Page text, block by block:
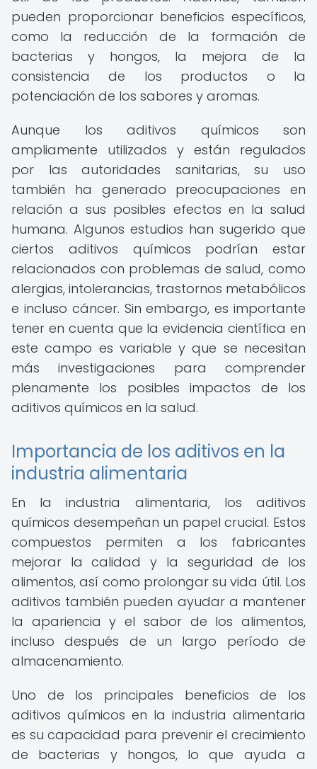
pueden proporcionar beneficios específicos,
como la reducción de la formación de
bacterias y hongos, la mejora de la
consistencia de los productos o la
potenciación de los sabores y aromas.
Aunque los aditivos químicos son
ampliamente utilizados y están regulados
por las autoridades sanitarias, su uso
también ha generado preocupaciones en
relación a sus posibles efectos en la salud
humana. Algunos estudios han sugerido que
ciertos aditivos químicos podrían estar
relacionados con problemas de salud, como
alergias, intolerancias, trastornos metabólicos
e incluso cáncer. Sin embargo, es importante
tener en cuenta que la evidencia científica en
este campo es variable y que se necesitan
más investigaciones para comprender
plenamente los posibles impactos de los
aditivos químicos en la salud.
Importancia de los aditivos en la
industria alimentaria
En la industria alimentaria, los aditivos
químicos desempeñan un papel crucial. Estos
compuestos permiten a los fabricantes
mejorar la calidad y la seguridad de los
alimentos, así como prolongar su vida útil. Los
aditivos también pueden ayudar a mantener
la apariencia y el sabor de los alimentos,
incluso después de un largo período de
almacenamiento.
Uno de los principales beneficios de los
aditivos químicos en la industria alimentaria
es su capacidad para prevenir el crecimiento
de bacterias y hongos, lo que ayuda a